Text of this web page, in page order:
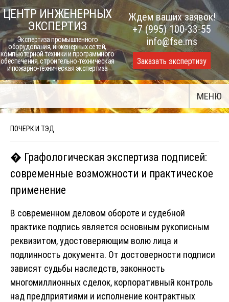
Skip
to
content
ЦЕНТР ИНЖЕНЕРНЫХ
ЭКСПЕРТИЗ
Экспертиза промышленного
оборудования, инженерных сетей,
компьютерной техники и программного
обеспечения, строительно-техническая
и пожарно-техническая экспертиза
Ждем ваших заявок!
+7 (995) 100-33-55
info@fse.ms
Заказать экспертизу
МЕНЮ
ПОЧЕРК И ТЭД
� Графологическая экспертиза подписей:
современные возможности и практическое
применение
В современном деловом обороте и судебной
практике подпись является основным рукописным
реквизитом, удостоверяющим волю лица и
подлинность документа. От достоверности подписи
зависят судьбы наследств, законность
многомиллионных сделок, корпоративный контроль
над предприятиями и исполнение контрактных